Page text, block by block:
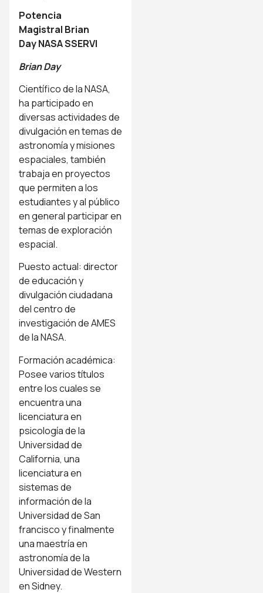
Potencia
Magistral Brian
Day NASA SSERVI
Brian Day
Científico de la NASA,
ha participado en
diversas actividades de
divulgación en temas de
astronomía y misiones
espaciales, también
trabaja en proyectos
que permiten a los
estudiantes y al público
en general participar en
temas de exploración
espacial.
Puesto actual: director
de educación y
divulgación ciudadana
del centro de
investigación de AMES
de la NASA.
Formación académica:
Posee varios títulos
entre los cuales se
encuentra una
licenciatura en
psicología de la
Universidad de
California, una
licenciatura en
sistemas de
información de la
Universidad de San
francisco y finalmente
una maestría en
astronomía de la
Universidad de Western
en Sidney.